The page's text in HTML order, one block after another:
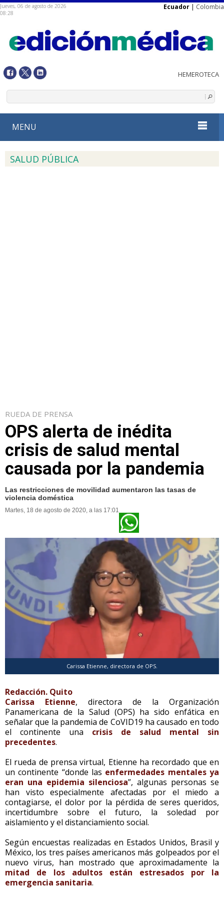
Jueves, 06 de agosto de 2026
08:28
Ecuador | Colombia
MENU
SALUD PÚBLICA
RUEDA DE PRENSA
OPS alerta de inédita
crisis de salud mental
causada por la pandemia
Las restricciones de movilidad aumentaron las tasas de
violencia doméstica
Martes, 18 de agosto de 2020, a las 17:01
Carissa Etienne, directora de OPS.
Redacción. Quito
Carissa Etienne, directora de la Organización
Panamericana de la Salud (OPS) ha sido enfática en
señalar que la pandemia de CoVID19 ha causado en todo
el continente una crisis de salud mental sin
precedentes.
El rueda de prensa virtual, Etienne ha recordado que en
un continente “donde las enfermedades mentales ya
eran una epidemia silenciosa”, algunas personas se
han visto especialmente afectadas por el miedo a
contagiarse, el dolor por la pérdida de seres queridos,
incertidumbre sobre el futuro, la soledad por
aislamiento y el distanciamiento social.
Según encuestas realizadas en Estados Unidos, Brasil y
México, los tres países americanos más golpeados por el
nuevo virus, han mostrado que aproximadamente la
mitad de los adultos están estresados por la
emergencia sanitaria.